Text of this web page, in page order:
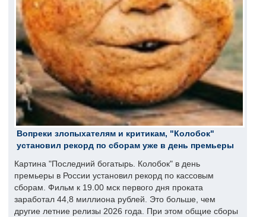
Вопреки злопыхателям и критикам, "Колобок"
установил рекорд по сборам уже в день премьеры
Картина "Последний богатырь. Колобок" в день
премьеры в России установил рекорд по кассовым
сборам. Фильм к 19.00 мск первого дня проката
заработал 44,8 миллиона рублей. Это больше, чем
другие летние релизы 2026 года. При этом общие сборы